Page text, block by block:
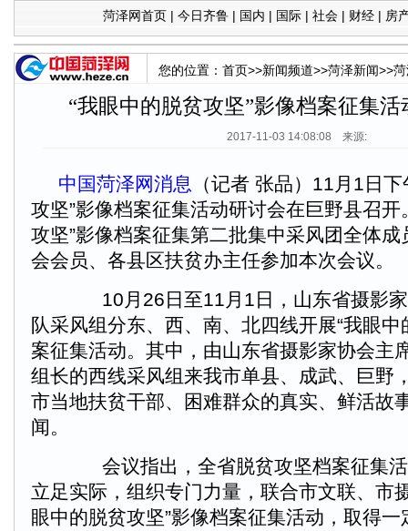
菏泽网首页 | 今日齐鲁 | 国内 | 国际 | 社会 | 财经 | 房
您的位置： 首页>>新闻频道>>菏泽新闻>>
“我眼中的脱贫攻坚”影像档案征集
2017-11-03 14:08:08 来源:
中国菏泽网消息 （记者 张品）11月1日
攻坚”影像档案征集活动研讨会在巨野县召开
攻坚”影像档案征集第二批集中采风团全体
会会员、各县区扶贫办主任参加本次会议。
10月26日至11月1日，山东省摄影家
队采风组分东、西、南、北四线开展“我眼中
案征集活动。其中，由山东省摄影家协会主
组长的西线采风组来我市单县、成武、巨野
市当地扶贫干部、困难群众的真实、鲜活故
闻。
会议指出，全省脱贫攻坚档案征集活
立足实际，组织专门力量，联合市文联、市
眼中的脱贫攻坚”影像档案征集活动，取得